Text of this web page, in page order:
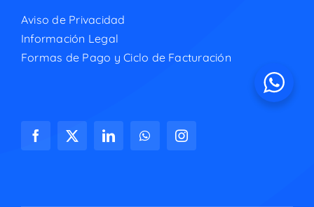
Aviso de Privacidad
Información Legal
Formas de Pago y Ciclo de Facturación